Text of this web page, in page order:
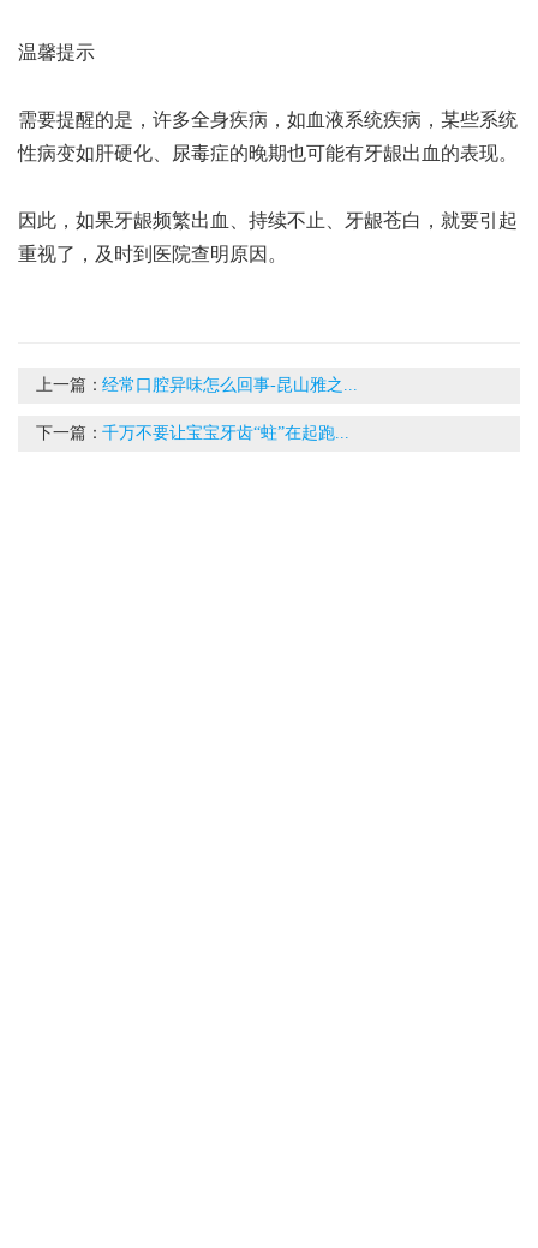
温馨提示
需要提醒的是，许多全身疾病，如血液系统疾病，某些系统
性病变如肝硬化、尿毒症的晚期也可能有牙龈出血的表现。
因此，如果牙龈频繁出血、持续不止、牙龈苍白，就要引起
重视了，及时到医院查明原因。
上一篇：经常口腔异味怎么回事-昆山雅之...
下一篇：千万不要让宝宝牙齿“蛀”在起跑...